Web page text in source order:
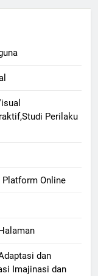
Perilaku
Platform Online
dan
Imajinasi dan